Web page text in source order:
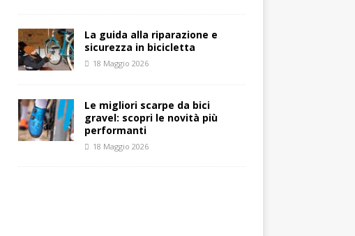
La guida alla riparazione e
sicurezza in bicicletta
18 Maggio 2026
Le migliori scarpe da bici
gravel: scopri le novità più
performanti
18 Maggio 2026